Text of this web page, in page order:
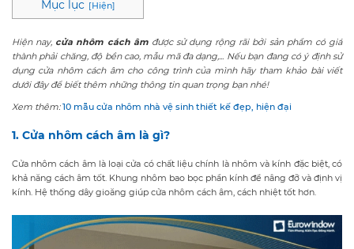
Mục lục [Hiện]
Hiện nay, cửa nhôm cách âmđược sử dụng rộng rãi bởi sản phẩm có giá
thành phải chăng, độ bền cao, mẫu mã đa dạng,... Nếu bạn đang có ý định sử
dụng cửa nhôm cách âm cho công trình của mình hãy tham khảo bài viết
dưới đây để biết thêm những thông tin quan trọng bạn nhé!
Xem thêm:10 mẫu cửa nhôm nhà vệ sinh thiết kế đẹp, hiện đại
1. Cửa nhôm cách âm là gì?
Cửa nhôm cách âm là loại cửa có chất liệu chính là nhôm và kính đặc biệt, có
khả năng cách âm tốt. Khung nhôm bao bọc phần kính để nâng đỡ và định vị
kính. Hệ thống dây gioăng giúp cửa nhôm cách âm, cách nhiệt tốt hơn.